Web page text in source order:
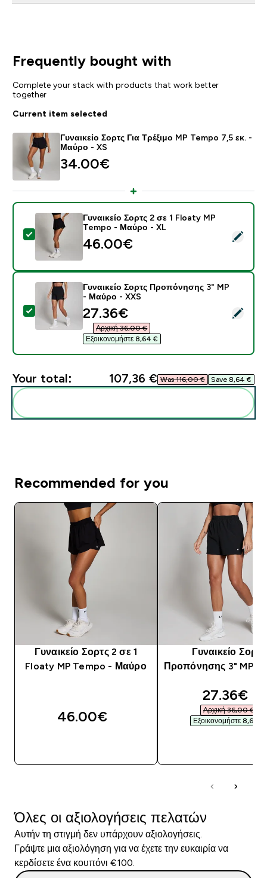
Frequently bought with
Complete your stack with products that work better
together
Current item selected
Γυναικείο Σορτς Για Τρέξιμο MP Tempo 7,5 εκ. -
Μαύρο - XS
34.00€‎
Select this product - Γυναικείο Σορτς 2 σε 1 Floaty
Γυναικείο Σορτς 2 σε 1 Floaty MP
Tempo - Μαύρο - XL
46.00€‎
Select this product - Γυναικείο Σορτς Προπόνησης
Γυναικείο Σορτς Προπόνησης 3" MP
- Μαύρο - XXS
discounted price
27.36€‎
Αρχική 36,00 €‎
Εξοικονομήστε 8,64 €‎
Your total: 107,36 €‎ Was 116,00 €‎ Save 8,64 €‎
Recommended for you
Γυναικείο Σορτς 2 σε 1
Floaty MP Tempo - Μαύρο
46.00€‎
Γυναικείο Σορτς
Προπόνησης 3" MP -
27.36€‎
Αρχική 36,00 €‎
Εξοικονομήστε 8,64 €‎
Όλες οι αξιολογήσεις πελατών
Αυτήν τη στιγμή δεν υπάρχουν αξιολογήσεις.
Γράψτε μια αξιολόγηση για να έχετε την ευκαιρία να
κερδίσετε ένα κουπόνι €100.